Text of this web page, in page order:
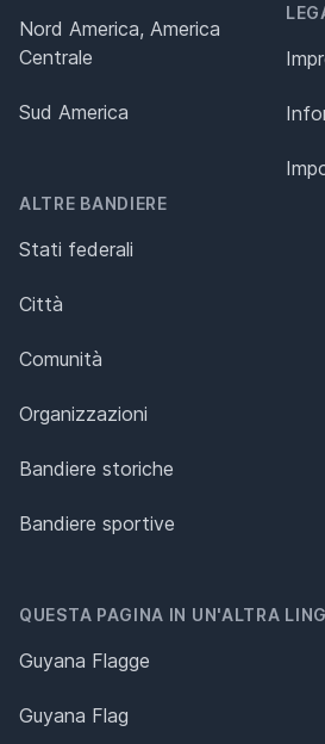
Nord America, America
Centrale
Sud America
ALTRE BANDIERE
Stati federali
Città
Comunità
Organizzazioni
Bandiere storiche
Bandiere sportive
QUESTA PAGINA IN UN'ALTRA
Guyana Flagge
Guyana Flag